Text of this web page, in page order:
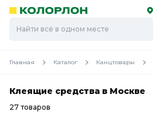
Скоро
Скоро
Главная Каталог Канцтовары
Клеящие средства в Москве
27 товаров